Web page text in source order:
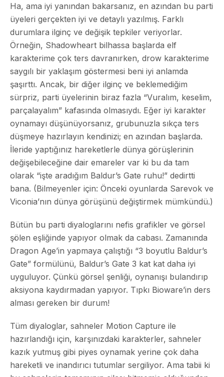
Ha, ama iyi yanından bakarsanız, en azından bu parti
üyeleri gerçekten iyi ve detaylı yazılmış. Farklı
durumlara ilginç ve değişik tepkiler veriyorlar.
Örneğin, Shadowheart bilhassa başlarda elf
karakterime çok ters davranırken, drow karakterime
saygılı bir yaklaşım göstermesi beni iyi anlamda
şaşırttı. Ancak, bir diğer ilginç ve beklemediğim
sürpriz, parti üyelerinin biraz fazla “Vuralım, keselim,
parçalayalım” kafasında olmasıydı. Eğer iyi karakter
oynamayı düşünüyorsanız, grubunuzla sıkça ters
düşmeye hazırlayın kendinizi; en azından başlarda.
İleride yaptığınız hareketlerle dünya görüşlerinin
değişebileceğine dair emareler var ki bu da tam
olarak “işte aradığım Baldur’s Gate ruhu!” dedirtti
bana. (Bilmeyenler için: Önceki oyunlarda Sarevok ve
Viconia’nın dünya görüşünü değiştirmek mümkündü.)
Bütün bu parti diyaloglarını nefis grafikler ve görsel
şölen eşliğinde yapıyor olmak da cabası. Zamanında
Dragon Age’in yapmaya çalıştığı “3 boyutlu Baldur’s
Gate” formülünü, Baldur’s Gate 3 kat kat daha iyi
uyguluyor. Çünkü görsel şenliği, oynanışı bulandırıp
aksiyona kaydırmadan yapıyor. Tıpkı Bioware’in ders
alması gereken bir durum!
Tüm diyaloglar, sahneler Motion Capture ile
hazırlandığı için, karşınızdaki karakterler, sahneler
kazık yutmuş gibi piyes oynamak yerine çok daha
hareketli ve inandırıcı tutumlar sergiliyor. Ama tabii ki